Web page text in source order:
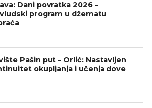
Dani povratka 2026 –
program u džematu
Pašin put – Orlić: Nastavljen
okupljanja i učenja dove